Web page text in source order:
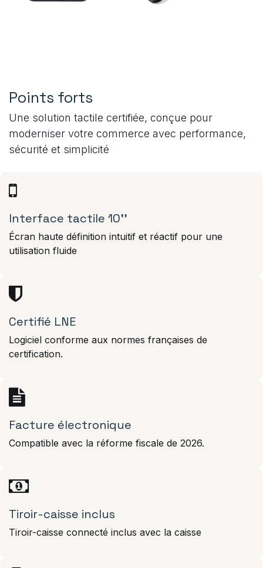
Points forts
Une solution tactile certifiée, conçue pour
moderniser votre commerce avec performance,
sécurité et simplicité
Interface tactile 10''
Écran haute définition intuitif et réactif pour une
utilisation fluide
Certifié LNE
Logiciel conforme aux normes françaises de
certification.
Facture électronique
Compatible avec la réforme fiscale de 2026.
Tiroir-caisse inclus
Tiroir-caisse connecté inclus avec la caisse